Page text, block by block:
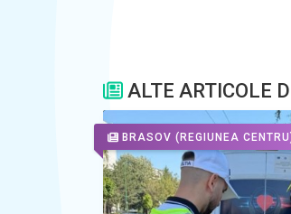
ALTE ARTICOLE
BRASOV (REGIUNEA